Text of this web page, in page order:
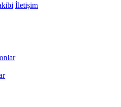
İletişim